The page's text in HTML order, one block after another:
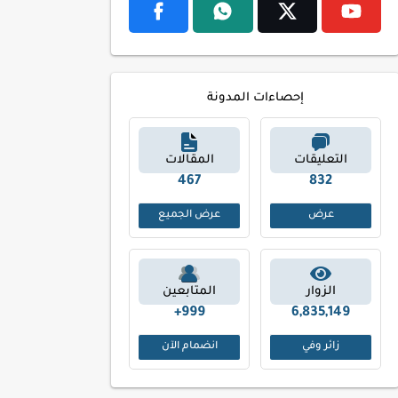
إحصاءات المدونة
التعليقات
923
عرض
المقالات
531
عرض الجميع
الزوار
6,835,149
زائر وفي
المتابعين
999+
انضمام الآن